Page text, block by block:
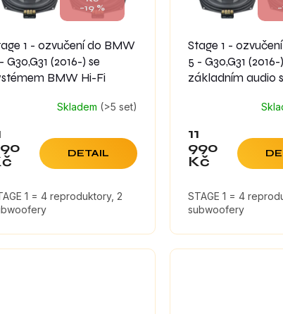
–19 %
1 - ozvučení do BMW
G30,G31 (2016-) se
BMW Hi-Fi
Skladem (>5 set)
DETAIL
1 = 4 reproduktory, 2
Stage 1 -
5 - G30,G31 (2016-
základním audio
11
990
Kč
STAGE 1 = 4
subwoofery